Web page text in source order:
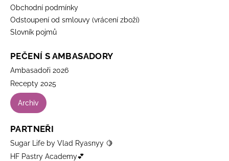
Obchodní podmínky
Odstoupení od smlouvy (vrácení zboží)
Slovník pojmů
PEČENÍ S AMBASADORY
Ambasadoři 2026
Recepty 2025
Archiv
PARTNEŘI
Sugar Life by Vlad Ryasnyy 🍋
HF Pastry Academy💕